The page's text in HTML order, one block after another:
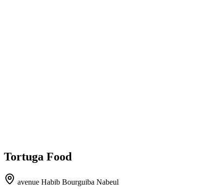
Tortuga Food
avenue Habib Bourguiba Nabeul